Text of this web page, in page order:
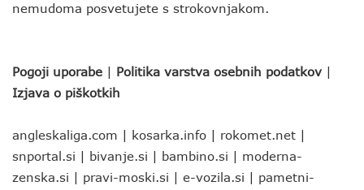
nemudoma posvetujete s strokovnjakom.
Pogoji uporabe | Politika varstva osebnih podatkov |
Izjava o piškotkih
angleskaliga.com | kosarka.info | rokomet.net |
snportal.si | bivanje.si | bambino.si | moderna-
zenska.si | pravi-moski.si | e-vozila.si | pametni-